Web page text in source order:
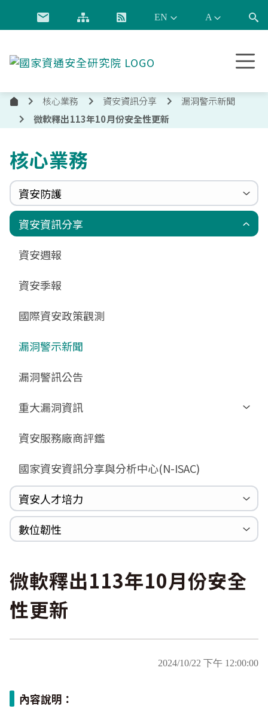
跳到主要內容
通
安
全
首
核心業務 資安資訊分享
漏洞警示新聞
微軟釋出113年10月份安全性更新
核心業務
資安防護
政府組態基準(GCB)
更新消息
GCB說明文件
GCB部署資源
GCB終止支援
資通安全弱點通報機制(VANS)
申請作業表單
數位影片教材
FAQ
端點偵測及應變機制(EDR)
相關文件與表單
零信任架構(ZTA)
相關文件與表單
驗證進度
國家資安聯防監控中心(N-SOC)
國家資安通報應變中心(N-CERT)
資安資訊分享
資安週報
資安季報
國際資安政策觀測
漏洞警示新聞
漏洞警訊公告
重大漏洞資訊
Zerologon
MSHTML
Log4shell
WannaCrypt
Heartbleed
資安服務廠商評鑑
國家資安資訊分享與分析中心(N-ISAC)
資安人才培力
巡迴研討會
CCOE資安實戰人才培育計畫成果簡介
資安人才培訓服務網
資安系列競賽網站
數位韌性
微軟釋出113年10月份安全
性更新
2024/10/22 下午 12:00:00
內容說明：